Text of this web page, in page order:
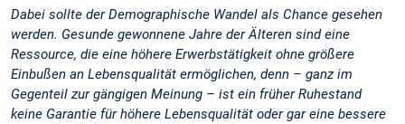
Dabei sollte der Demographische Wandel als Chance gesehen
werden. Gesunde gewonnene Jahre der Älteren sind eine
Ressource, die eine höhere Erwerbstätigkeit ohne größere
Einbußen an Lebensqualität ermöglichen, denn – ganz im
Gegenteil zur gängigen Meinung – ist ein früher Ruhestand
keine Garantie für höhere Lebensqualität oder gar eine bessere